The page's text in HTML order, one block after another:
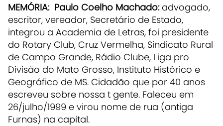
MEMÓRIA: Paulo Coelho Machado:advogado,
escritor, vereador, Secretário de Estado,
integrou a Academia de Letras, foi presidente
do Rotary Club, Cruz Vermelha, Sindicato Rural
de Campo Grande, Rádio Clube, Liga pro
Divisão do Mato Grosso, Instituto Histórico e
Geográfico de MS. Cidadão que por 40 anos
escreveu sobre nossa t gente. Faleceu em
26/julho/1999 e virou nome de rua (antiga
Furnas) na capital.